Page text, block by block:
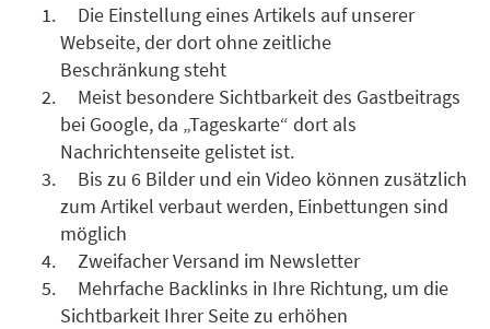
Die Einstellung eines Artikels auf unserer
Webseite, der dort ohne zeitliche
Beschränkung steht
Meist besondere Sichtbarkeit des Gastbeitrags
bei Google, da „Tageskarte“ dort als
Nachrichtenseite gelistet ist.
Bis zu 6 Bilder und ein Video können zusätzlich
zum Artikel verbaut werden, Einbettungen sind
möglich
Zweifacher Versand im Newsletter
Mehrfache Backlinks in Ihre Richtung, um die
Sichtbarkeit Ihrer Seite zu erhöhen